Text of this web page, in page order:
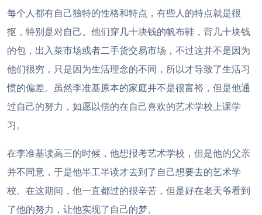
每个人都有自己独特的性格和特点，有些人的特点就是很
抠，特别是对自己。他们穿几十块钱的帆布鞋，背几十块钱
的包，出入菜市场或者二手货交易市场，不过这并不是因为
他们很穷，只是因为生活理念的不同，所以才导致了生活习
惯的偏差。虽然李准基原本的家庭并不是很富裕，但是他通
过自己的努力，如愿以偿的在自己喜欢的艺术学校上课学
习。
在李准基读高三的时候，他想报考艺术学校，但是他的父亲
并不同意，于是他半工半读才去到了自己想要去的艺术学
校。在这期间，他一直都过的很辛苦，但是好在老天爷看到
了他的努力，让他实现了自己的梦。